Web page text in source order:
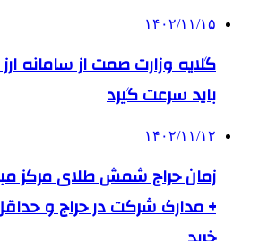
۱۴۰۲/۱۱/۱۵
گلایه وزارت صمت از سامانه
باید سرعت گیرد
۱۴۰۲/۱۱/۱۲
زمان حراج شمش طلای مرکز
+ مدارک شرکت در حراج و